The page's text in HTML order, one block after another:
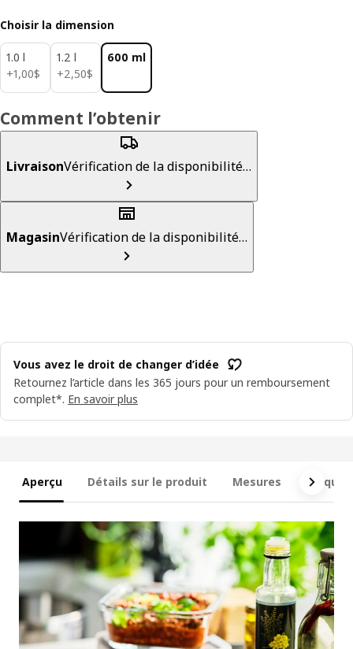
Choisir la dimension
1.0 l
+1,00$
1,00$
1.2 l
+2,50$
2,50$
600 ml
Comment l’obtenir
LivraisonVérification de la disponibilité…
MagasinVérification de la disponibilité…
Vous avez le droit de changer d’idée
Retournez l’article dans les 365 jours pour un remboursement
complet*. En savoir plus
Aperçu Détails sur le produit Mesures Ce qui